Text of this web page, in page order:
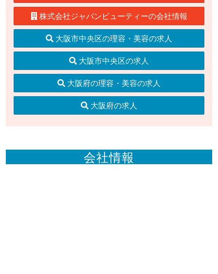
株式会社ジャパンビューティーの会社情報
大阪市中央区の理容・美容の求人
大阪市中央区の求人
大阪府の理容・美容の求人
大阪府の求人
会社情報